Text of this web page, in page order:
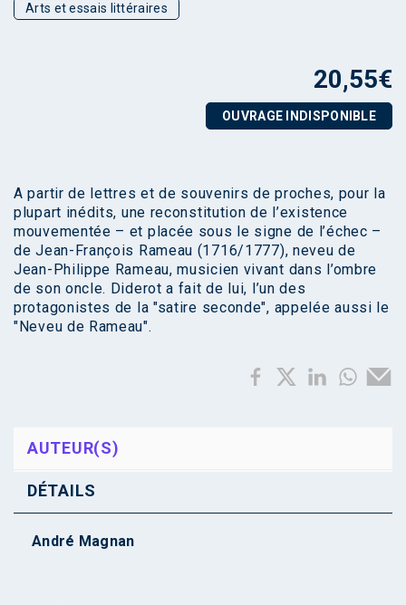
Arts et essais littéraires
20,55€
OUVRAGE INDISPONIBLE
A partir de lettres et de souvenirs de proches, pour la
plupart inédits, une reconstitution de l’existence
mouvementée – et placée sous le signe de l’échec –
de Jean-François Rameau (1716/1777), neveu de
Jean-Philippe Rameau, musicien vivant dans l’ombre
de son oncle. Diderot a fait de lui, l’un des
protagonistes de la "satire seconde", appelée aussi le
"Neveu de Rameau".
AUTEUR(S)
DÉTAILS
André Magnan